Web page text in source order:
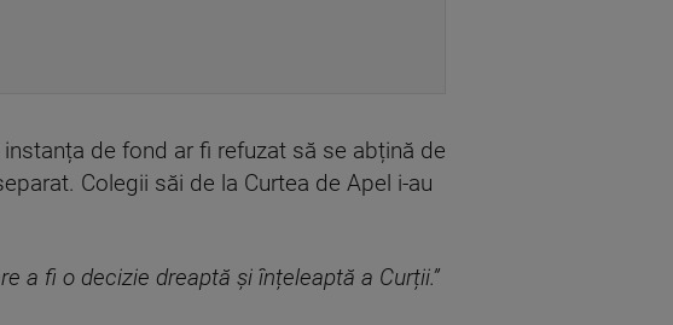
de fond ar fi refuzat să se abțină de
Colegii săi de la Curtea de Apel i-au
a fi o decizie dreaptă și înțeleaptă a Curții.”